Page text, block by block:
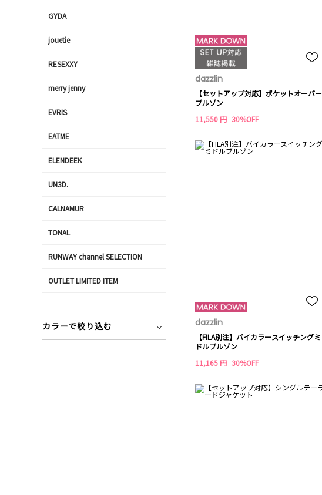
dazzlin
【セットアップ対応】ポケットオーバー
ブルゾン
11,550 円 30%OFF
dazzlin
【FILA別注】バイカラースイッチングミ
ドルブルゾン
11,165 円 30%OFF
GYDA
jouetie
RESEXXY
merry jenny
EVRIS
EATME
ELENDEEK
UN3D.
CALNAMUR
TONAL
RUNWAY channel SELECTION
OUTLET LIMITED ITEM
カラーで絞り込む